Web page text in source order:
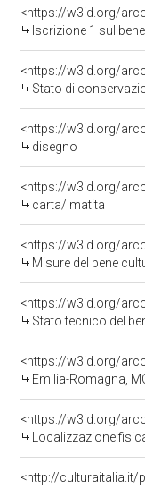
<https://w3id.org/
Iscrizione 1 sul
<https://w3id.org/
Stato di
<https://w3id.org/
disegno
<https://w3id.org/
carta/ matita
<https://w3id.org/
Misure del bene
<https://w3id.org/
Stato tecnico del
<https://w3id.org/
Emilia-Romagna,
<https://w3id.org/
Localizzazione
<http://